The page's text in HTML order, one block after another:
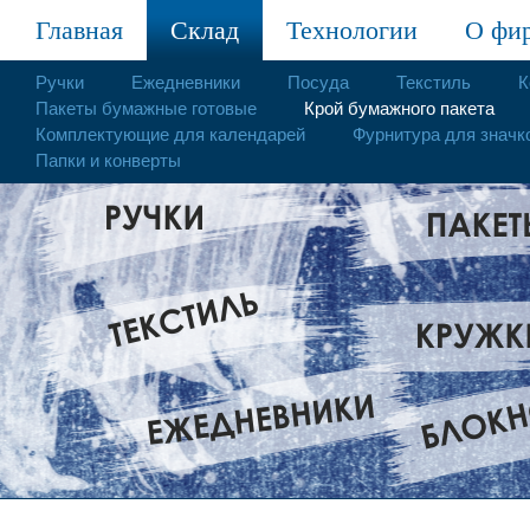
Главная Склад Технологии О
Ручки Ежедневники Посуда Текстиль
Пакеты бумажные готовые
Крой бумажного пакета
Комплектующие для календарей
Фурнитура для
Папки и конверты